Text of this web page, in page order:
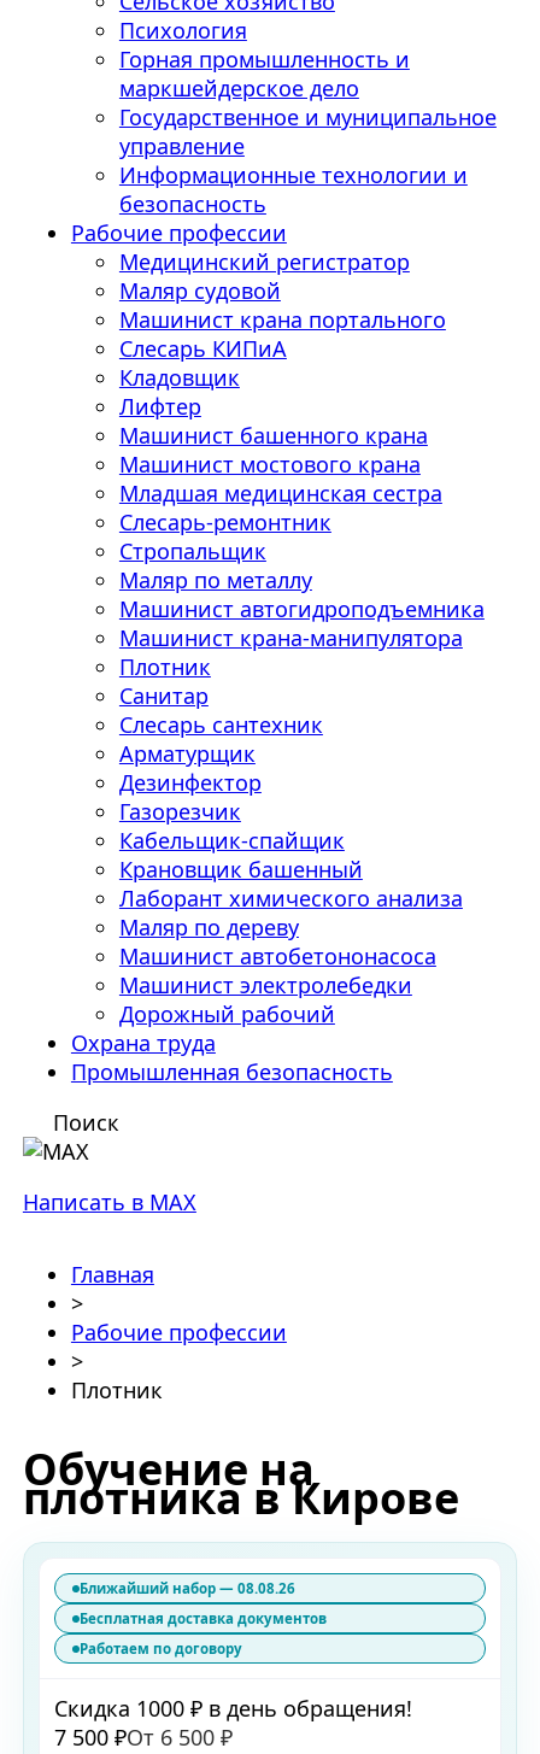
Психология
Горная промышленность и
маркшейдерское дело
Государственное и муниципальное
управление
Информационные технологии и
безопасность
Рабочие профессии
Медицинский регистратор
Маляр судовой
Машинист крана портального
Слесарь КИПиА
Кладовщик
Лифтер
Машинист башенного крана
Машинист мостового крана
Младшая медицинская сестра
Слесарь-ремонтник
Стропальщик
Маляр по металлу
Машинист автогидроподъемника
Машинист крана-манипулятора
Плотник
Санитар
Слесарь сантехник
Арматурщик
Дезинфектор
Газорезчик
Кабельщик-спайщик
Крановщик башенный
Лаборант химического анализа
Маляр по дереву
Машинист автобетононасоса
Машинист электролебедки
Дорожный рабочий
Охрана труда
Промышленная безопасность
Поиск
Написать в MAX
Главная
>
Рабочие профессии
>
Плотник
Обучение на
плотника в Кирове
Ближайший набор — 08.08.26
Бесплатная доставка документов
Работаем по договору
Скидка 1000 ₽ в день обращения!
7 500 ₽От 6 500 ₽